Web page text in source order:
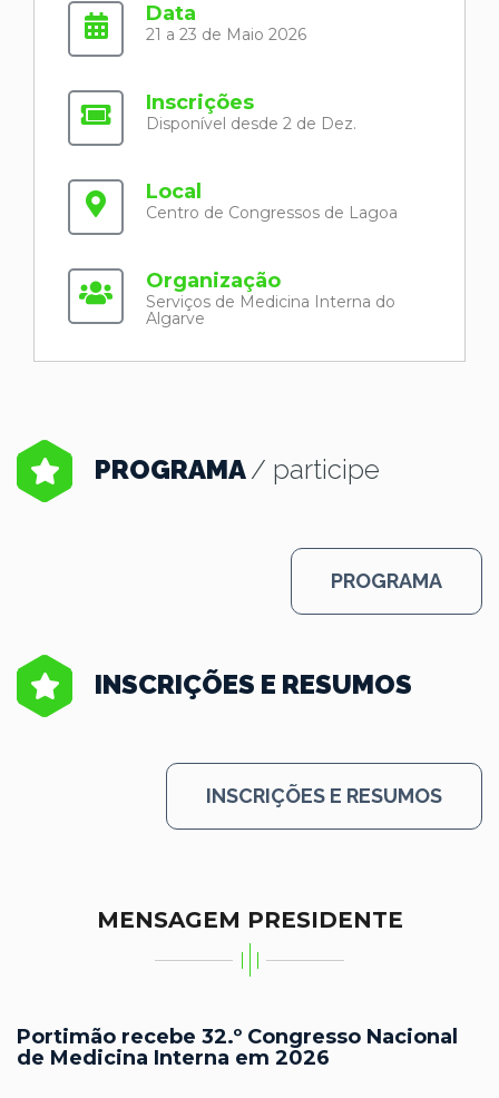
Data
21 a 23 de Maio 2026
Inscrições
Disponível desde 2 de Dez.
Local
Centro de Congressos de Lagoa
Organização
Serviços de Medicina Interna do
Algarve
PROGRAMA/ participe
PROGRAMA
INSCRIÇÕES E RESUMOS
INSCRIÇÕES E RESUMOS
MENSAGEM PRESIDENTE
Portimão recebe 32.º Congresso Nacional
de Medicina Interna em 2026